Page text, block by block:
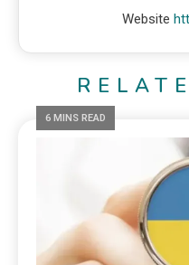
Website
6 MINS READ